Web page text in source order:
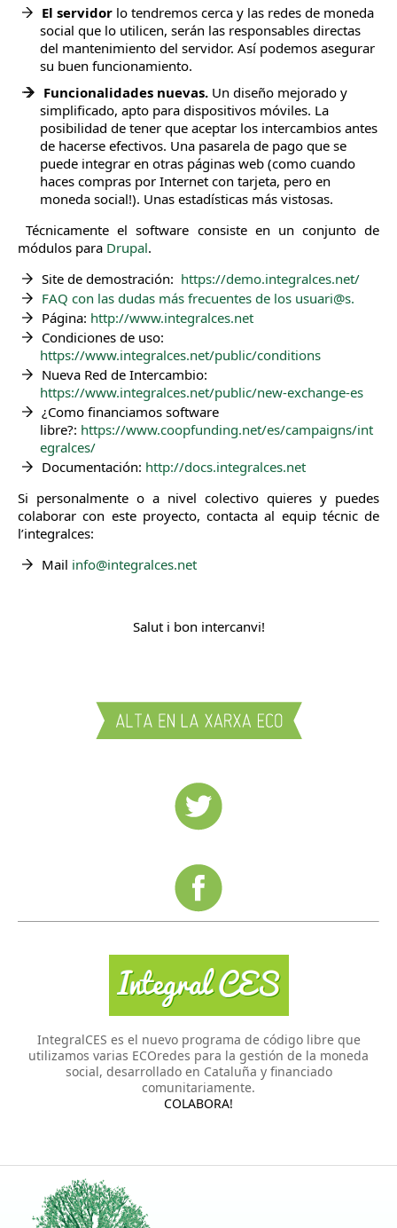
El servidor lo tendremos cerca y las redes de moneda
social que lo utilicen, serán las responsables directas
del mantenimiento del servidor. Así podemos asegurar
su buen funcionamiento.
Funcionalidades nuevas. Un diseño mejorado y
simplificado, apto para dispositivos móviles. La
posibilidad de tener que aceptar los intercambios antes
de hacerse efectivos. Una pasarela de pago que se
puede integrar en otras páginas web (como cuando
haces compras por Internet con tarjeta, pero en
moneda social!). Unas estadísticas más vistosas.
Técnicamente el software consiste en un conjunto de
módulos para Drupal.
Site de demostración: https://demo.integralces.net/
FAQ con las dudas más frecuentes de los usuari@s.
Página: http://www.integralces.net
Condiciones de uso:
https://www.integralces.net/public/conditions
Nueva Red de Intercambio:
https://www.integralces.net/public/new-exchange-es
¿Como financiamos software
libre?: https://www.coopfunding.net/es/campaigns/int
egralces/
Documentación: http://docs.integralces.net
Si personalmente o a nivel colectivo quieres y puedes
colaborar con este proyecto, contacta al equip técnic de
l’integralces:
Mail info@integralces.net
Salut i bon intercanvi!
IntegralCES es el nuevo programa de código libre que
utilizamos varias ECOredes para la gestión de la moneda
social, desarrollado en Cataluña y financiado
comunitariamente.
COLABORA!